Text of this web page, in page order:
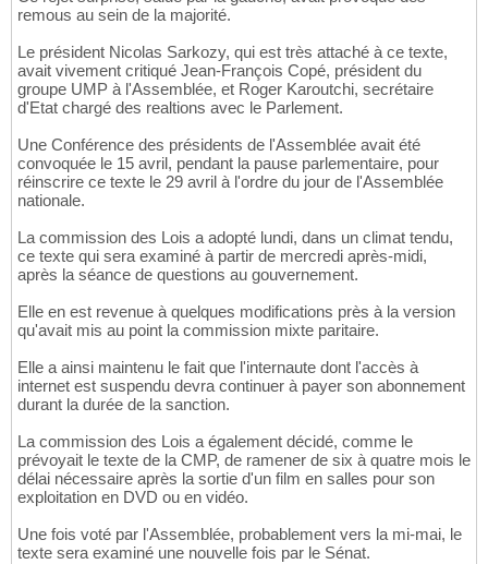
remous au sein de la majorité.
Le président Nicolas Sarkozy, qui est très attaché à ce texte,
avait vivement critiqué Jean-François Copé, président du
groupe UMP à l'Assemblée, et Roger Karoutchi, secrétaire
d'Etat chargé des realtions avec le Parlement.
Une Conférence des présidents de l'Assemblée avait été
convoquée le 15 avril, pendant la pause parlementaire, pour
réinscrire ce texte le 29 avril à l'ordre du jour de l'Assemblée
nationale.
La commission des Lois a adopté lundi, dans un climat tendu,
ce texte qui sera examiné à partir de mercredi après-midi,
après la séance de questions au gouvernement.
Elle en est revenue à quelques modifications près à la version
qu'avait mis au point la commission mixte paritaire.
Elle a ainsi maintenu le fait que l'internaute dont l'accès à
internet est suspendu devra continuer à payer son abonnement
durant la durée de la sanction.
La commission des Lois a également décidé, comme le
prévoyait le texte de la CMP, de ramener de six à quatre mois le
délai nécessaire après la sortie d'un film en salles pour son
exploitation en DVD ou en vidéo.
Une fois voté par l'Assemblée, probablement vers la mi-mai, le
texte sera examiné une nouvelle fois par le Sénat.